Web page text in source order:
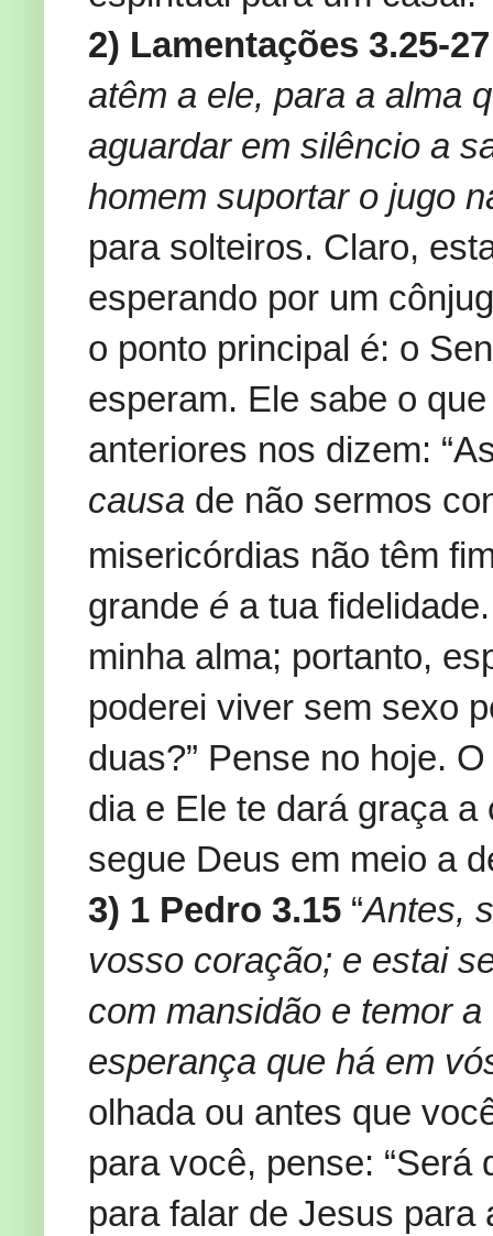
2) Lamentações 3.25-
atêm a ele, para a alma
aguardar em silêncio a
homem suportar o jugo
para solteiros. Claro,
esperando por um
o ponto principal é: o
esperam. Ele sabe o
anteriores nos dizem:
causa de não sermos
misericórdias não têm
grande é a tua
minha alma; portanto,
poderei viver sem sexo
duas?” Pense no hoje.
dia e Ele te dará graça
segue Deus em meio a
3) 1 Pedro 3.15 “Antes,
vosso coração; e estai
com mansidão e temor
esperança que há em
olhada ou antes que
para você, pense:
para falar de Jesus para